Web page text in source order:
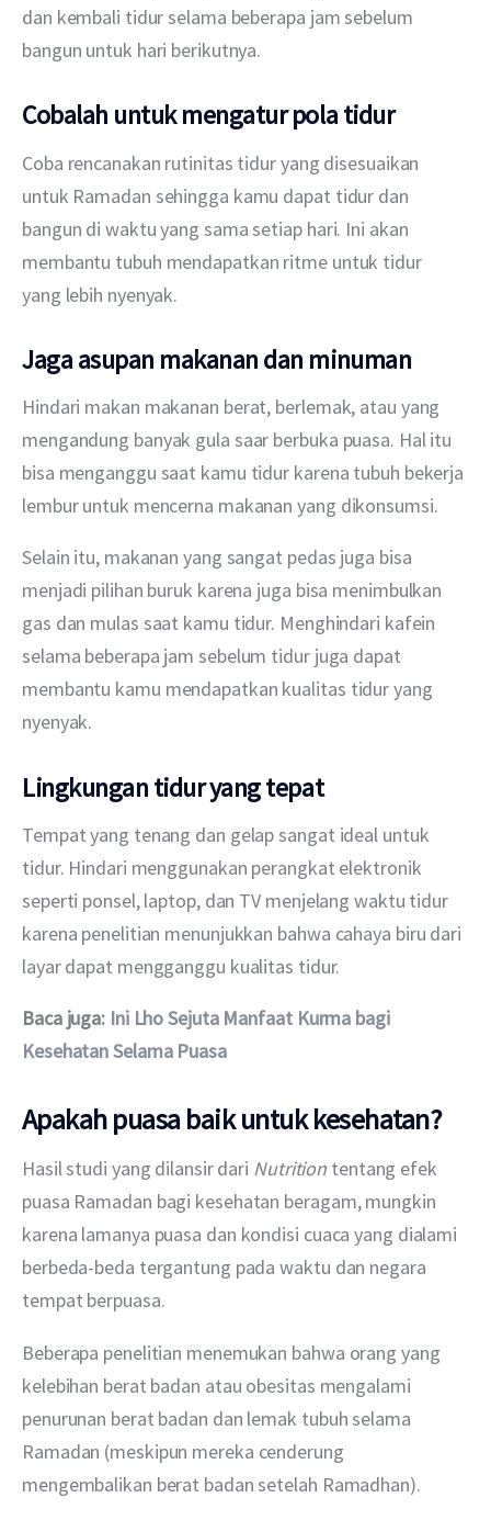
dan kembali tidur selama beberapa jam sebelum
bangun untuk hari berikutnya.
Cobalah untuk mengatur pola tidur
Coba rencanakan rutinitas tidur yang disesuaikan
untuk Ramadan sehingga kamu dapat tidur dan
bangun di waktu yang sama setiap hari. Ini akan
membantu tubuh mendapatkan ritme untuk tidur
yang lebih nyenyak.
Jaga asupan makanan dan minuman
Hindari makan makanan berat, berlemak, atau yang
mengandung banyak gula saar berbuka puasa. Hal itu
bisa menganggu saat kamu tidur karena tubuh bekerja
lembur untuk mencerna makanan yang dikonsumsi.
Selain itu, makanan yang sangat pedas juga bisa
menjadi pilihan buruk karena juga bisa menimbulkan
gas dan mulas saat kamu tidur. Menghindari kafein
selama beberapa jam sebelum tidur juga dapat
membantu kamu mendapatkan kualitas tidur yang
nyenyak.
Lingkungan tidur yang tepat
Tempat yang tenang dan gelap sangat ideal untuk
tidur. Hindari menggunakan perangkat elektronik
seperti ponsel, laptop, dan TV menjelang waktu tidur
karena penelitian menunjukkan bahwa cahaya biru dari
layar dapat mengganggu kualitas tidur.
Baca juga: Ini Lho Sejuta Manfaat Kurma bagi
Kesehatan Selama Puasa
Apakah puasa baik untuk kesehatan?
Hasil studi yang dilansir dari Nutrition tentang efek
puasa Ramadan bagi kesehatan beragam, mungkin
karena lamanya puasa dan kondisi cuaca yang dialami
berbeda-beda tergantung pada waktu dan negara
tempat berpuasa.
Beberapa penelitian menemukan bahwa orang yang
kelebihan berat badan atau obesitas mengalami
penurunan berat badan dan lemak tubuh selama
Ramadan (meskipun mereka cenderung
mengembalikan berat badan setelah Ramadhan).